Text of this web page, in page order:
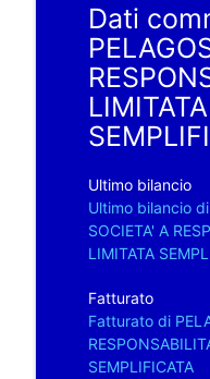
Dati
LIMITATA
Ultimo bilancio
Ultimo bilancio di
SOCIETA' A
LIMITATA
Fatturato
Fatturato di
SEMPLIFICATA